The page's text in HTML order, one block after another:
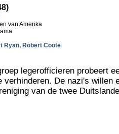
van Amerika
Ryan, Robert Coote
legerofficieren probeert
verhinderen. De nazi's willen
van de twee